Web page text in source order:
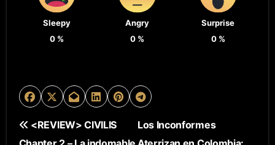
Sleepy
0%
Angry
0 %
Surprise
0%
N<REVIEW> CIVILIS
Los Inconformes